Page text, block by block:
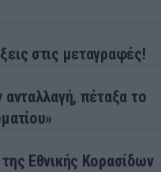
στις μεταγραφές!
πέταξα το
Εθνικής Κορασίδων